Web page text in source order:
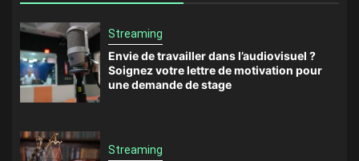
Streaming
Envie de travailler dans l’audiovisuel ?
Soignez votre lettre de motivation pour
une demande de stage
Streaming